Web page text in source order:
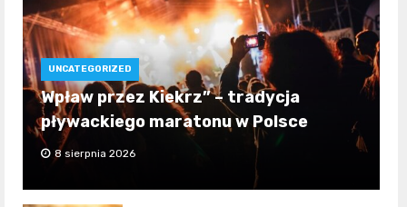
UNCATEGORIZED
Wpław przez Kiekrz” – tradycja
pływackiego maratonu w Polsce
8 sierpnia 2026